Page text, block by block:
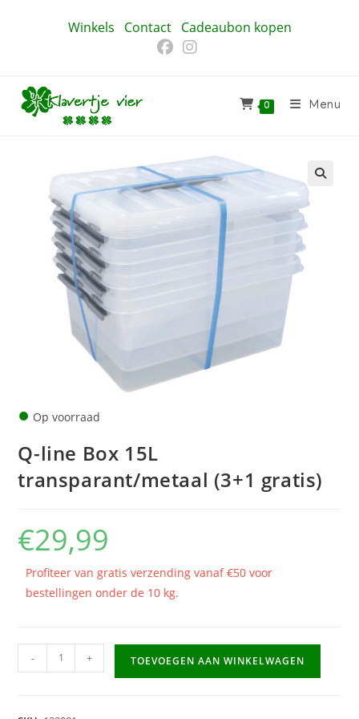
Winkels Contact Cadeaubon kopen
0 Menu
● Op voorraad
Q-line Box 15L
transparant/metaal (3+1 gratis)
€29,99
Profiteer van gratis verzending vanaf €50 voor
bestellingen onder de 10 kg.
line
- + TOEVOEGEN AAN WINKELWAGEN